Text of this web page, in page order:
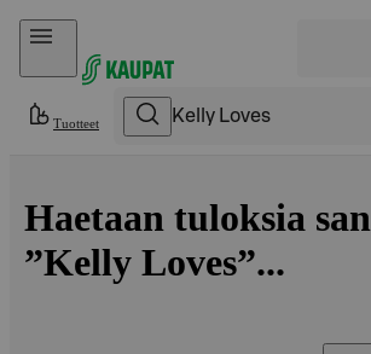
Hyppää sisältöön
Tuotteet
Haetaan tuloksia
”Kelly Loves”...